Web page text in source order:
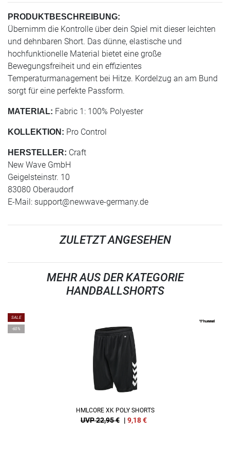
PRODUKTBESCHREIBUNG:
Übernimm die Kontrolle über dein Spiel mit dieser leichten
und dehnbaren Short. Das dünne, elastische und
hochfunktionelle Material bietet eine große
Bewegungsfreiheit und ein effizientes
Temperaturmanagement bei Hitze. Kordelzug an am Bund
sorgt für eine perfekte Passform.
MATERIAL: Fabric 1: 100% Polyester
KOLLEKTION: Pro Control
HERSTELLER: Craft
New Wave GmbH
Geigelsteinstr. 10
83080 Oberaudorf
E-Mail: support@newwave-germany.de
ZULETZT ANGESEHEN
MEHR AUS DER KATEGORIE
HANDBALLSHORTS
SALE
-60%
HMLCORE XK POLY SHORTS
UVP 22,95 € | 9,18€